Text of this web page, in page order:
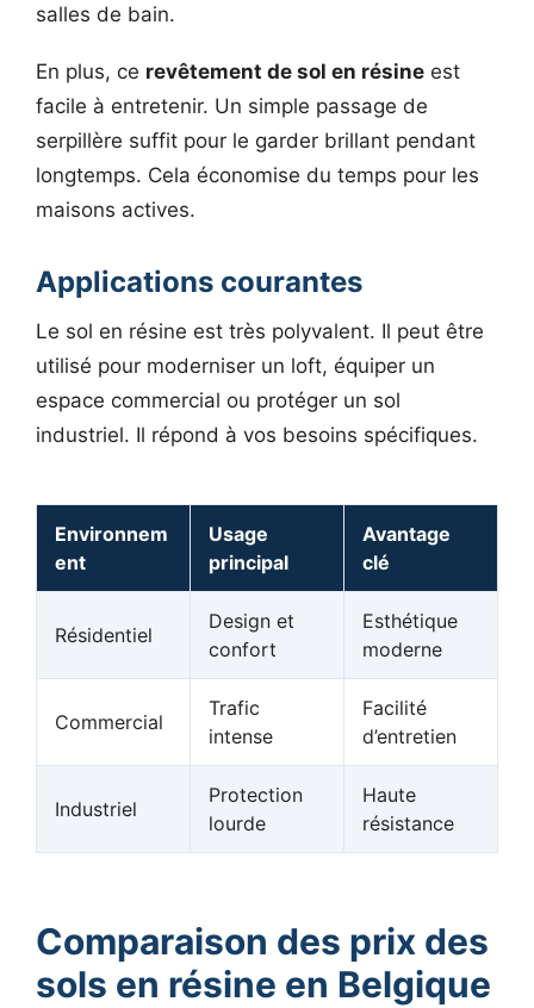
salles de bain.
En plus, ce revêtement de sol en résine est
facile à entretenir. Un simple passage de
serpillère suffit pour le garder brillant pendant
longtemps. Cela économise du temps pour les
maisons actives.
Applications courantes
Le sol en résine est très polyvalent. Il peut être
utilisé pour moderniser un loft, équiper un
espace commercial ou protéger un sol
industriel. Il répond à vos besoins spécifiques.
Environnem
ent
Usage
principal
Avantage
clé
Résidentiel
Design et
confort
Esthétique
moderne
Commercial
Trafic
intense
Facilité
d’entretien
Industriel
Protection
lourde
Haute
résistance
Comparaison des prix des
sols en résine en Belgique